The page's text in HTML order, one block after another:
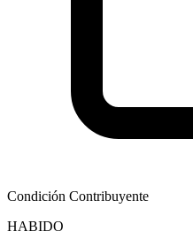
Condición Contribuyente
HABIDO